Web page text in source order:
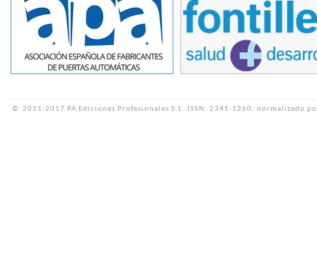
© 2011-2017 PA Ediciones Profesionales S.L. ISSN: 2341-1260, normalizado